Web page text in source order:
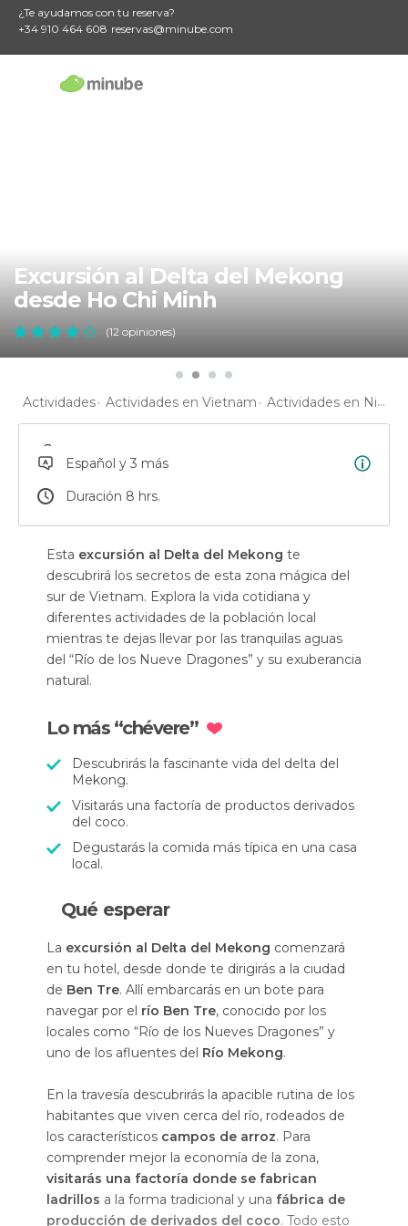
¿Te ayudamos con tu reserva?
+34 910 464 608 reservas@minube.com
Excursión al Delta del Mekong
desde Ho Chi Minh
(12 opiniones)
Actividades Actividades en Vietnam Actividades en Ninh Thuan
Español y 3 más
Duración 8 hrs.
Esta excursión al Delta del Mekong te
descubrirá los secretos de esta zona mágica del
sur de Vietnam. Explora la vida cotidiana y
diferentes actividades de la población local
mientras te dejas llevar por las tranquilas aguas
del “Río de los Nueve Dragones” y su exuberancia
natural.
Lo más “chévere”
Descubrirás la fascinante vida del delta del
Mekong.
Visitarás una factoría de productos derivados
del coco.
Degustarás la comida más típica en una casa
local.
Qué esperar
La excursión al Delta del Mekong comenzará
en tu hotel, desde donde te dirigirás a la ciudad
de Ben Tre. Allí embarcarás en un bote para
navegar por el río Ben Tre, conocido por los
locales como “Río de los Nueves Dragones” y
uno de los afluentes del Río Mekong.
En la travesía descubrirás la apacible rutina de los
habitantes que viven cerca del río, rodeados de
los característicos campos de arroz. Para
comprender mejor la economía de la zona,
visitarás una factoría donde se fabrican
ladrillos a la forma tradicional y una fábrica de
producción de derivados del coco. Todo esto